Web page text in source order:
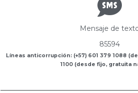
Mensaje de
85594
Líneas anticorrupción: (+57) 601 379 1088
1100 (desde fijo, gratuita